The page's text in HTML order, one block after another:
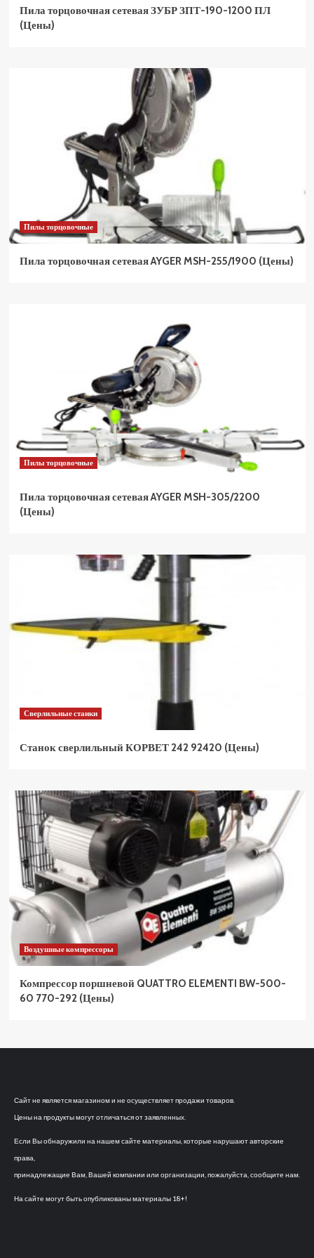
Пила торцовочная сетевая ЗУБР ЗПТ-190-1200 ПЛ
(Цены)
Пилы торцовочные
Пила торцовочная сетевая AYGER MSH-255/1900 (Цены)
Пилы торцовочные
Пила торцовочная сетевая AYGER MSH-305/2200
(Цены)
Сверлильные станки
Станок сверлильный КОРВЕТ 242 92420 (Цены)
Воздушные компрессоры
Компрессор поршневой QUATTRO ELEMENTI BW-500-
60 770-292 (Цены)
Сайт не является магазином и не осуществляет продажи товаров.
Цены на продукты могут отличаться от заявленных.
Если Вы обнаружили на нашем сайте материалы, которые нарушают авторские
права,
принадлежащие Вам, Вашей компании или организации, пожалуйста, сообщите нам.
На сайте могут быть опубликованы материалы 18+!